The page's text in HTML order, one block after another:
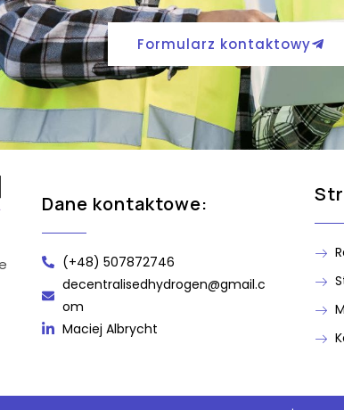
Formularz kontaktowy
Dane kontaktowe:
(+48) 507872746
decentralisedhydrogen@gmail.c
om
Maciej Albrycht